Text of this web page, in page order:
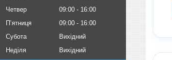
Четвер
09:00
16:00
Пʼятниця
09:00
16:00
Субота
Вихідний
Неділя
Вихідний